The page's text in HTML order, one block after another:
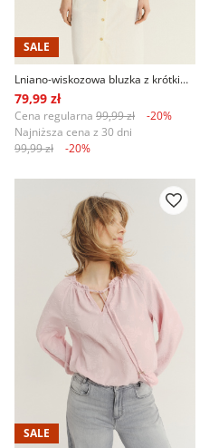
SALE
Lniano-wiskozowa bluzka z krótkim rękawem
79,99 zł
Cena regularna 99,99 zł
-20%
Najniższa cena z 30 dni
99,99 zł
-20%
SALE